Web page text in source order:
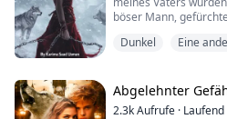
böser Mann,
Verbrechen voll und
was ich je gekannt
Ich sollte ...
Dunkel
Eine
Abgelehnter
2.3kAufrufe · Laufend